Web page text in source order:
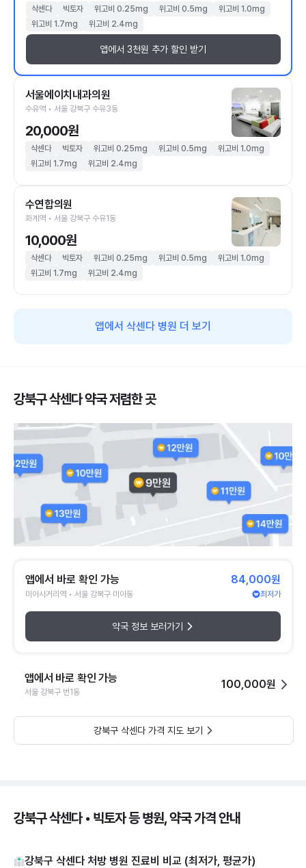
삭센다
빅토자 위고비 0.25mg 위고비 0.5mg
위고비 1.0mg
위고비 1.7mg
위고비 2.4mg
앱에서 3천원 추가 할인 받기
서울에이치내과의원
수유역 • 서울 강북구 수유3동
20,000원
삭센다 빅토자 위고비 0.25mg 위고비 0.5mg
위고비 1.0mg
위고비 1.7mg
위고비 2.4mg
수연합의원
화계역 • 서울 강북구 수유1동
10,000원
삭센다 빅토자 위고비 0.25mg 위고비 0.5mg
위고비 1.0mg
위고비 1.7mg
위고비 2.4mg
앱에서 삭센다 병원 더 보기
강북구 삭센다 약국 저렴한 곳
앱에서 바로 확인 가능
미아사거리역 • 서울 강북구 미아동
84,000원
최저가
약국 정보 보러가기
앱에서 바로 확인 가능
서울 강북구 번1동
100,000원
강북구 삭센다 가격 지도 보기
강북구 삭센다 • 빅토자 등 병원, 약국 가격 안내
강북구 삭센다 처방 병원 진료비 비교 (최저가, 평균가)